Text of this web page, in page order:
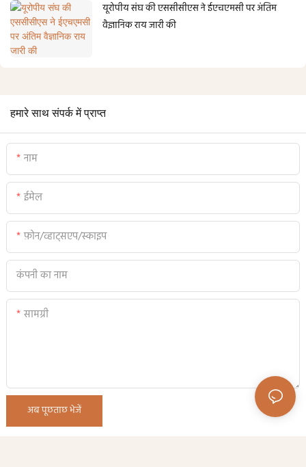
यूरोपीय संघ की एससीसीएस ने ईएचएमसी पर अंतिम
वैज्ञानिक राय जारी की
हमारे साथ संपर्क में प्राप्त
नाम
ईमेल
फ़ोन/व्हाट्सएप/स्काइप
कंपनी का नाम
सामग्री
अब पूछताछ भेजें